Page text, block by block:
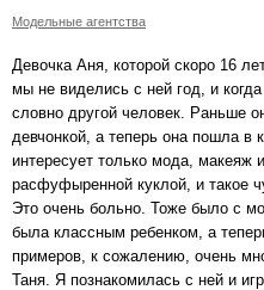
Модельные агентства
Девочка Аня, которой скоро 16
мы не виделись с ней год, и
словно другой человек. Раньше
девчонкой, а теперь она пошла в
интересует только мода, макеяж
расфуфыренной куклой, и такое
Это очень больно. Тоже было с
была классным ребенком, а
примеров, к сожалению, очень
Таня. Я познакомилась с ней и